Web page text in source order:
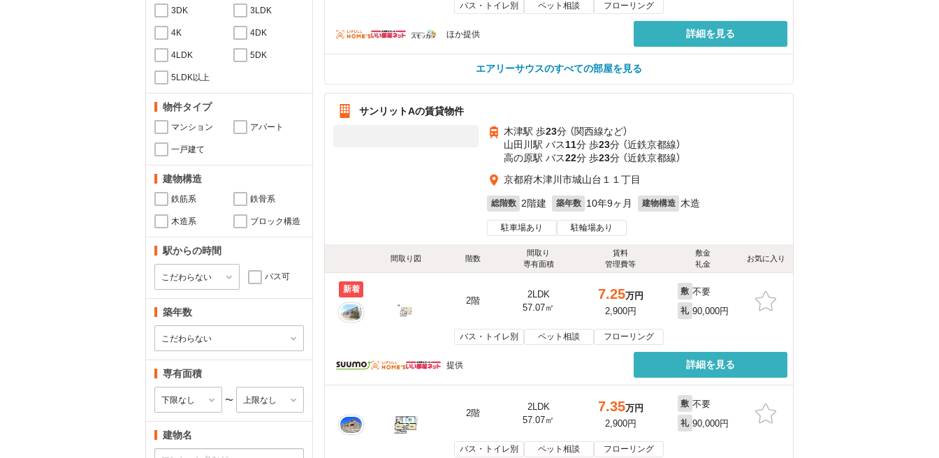
3DK 3LDK
4K 4DK
4LDK 5DK
5LDK以上
物件タイプ
マンション アパート
一戸建て
建物構造
鉄筋系 鉄骨系
木造系 ブロック構造
駅からの時間
バス可
築年数
専有面積
〜
建物名
バス・トイレ別 ペット相談 フローリング
ほか提供 詳細を見る
エアリーサウスのすべての部屋を見る
サンリットAの賃貸物件
木津駅 歩23分 （関西線など）
山田川駅 バス11分 歩23分 （近鉄京都線）
高の原駅 バス22分 歩23分 （近鉄京都線）
京都府木津川市城山台１１丁目
総階数 2階建 築年数 10年9ヶ月 建物構造 木造
駐車場あり 駐輪場あり
間取り図 階数
間取り
専有面積
賃料
管理費等
敷金
礼金
お気に入り
新着
2階
2LDK
57.07㎡
7.25万円
2,900円
敷 不要
礼 90,000円
バス・トイレ別 ペット相談 フローリング
提供 詳細を見る
2階
2LDK
57.07㎡
7.35万円
2,900円
敷 不要
礼 90,000円
バス・トイレ別 ペット相談 フローリング